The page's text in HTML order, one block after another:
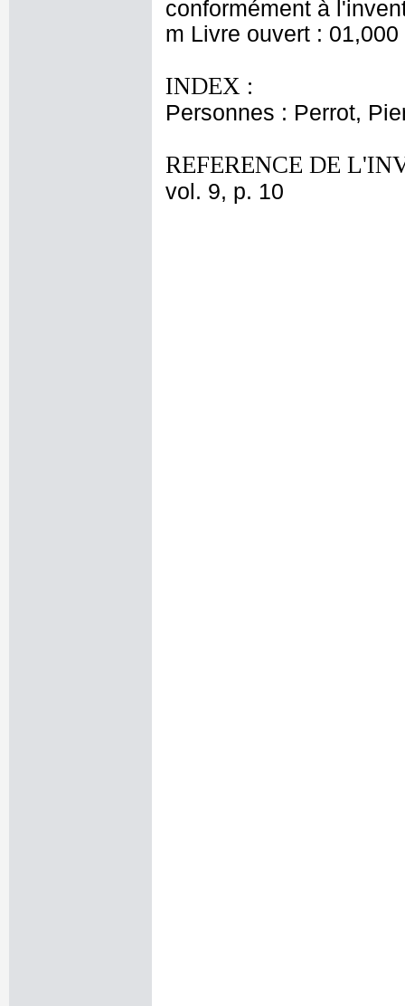
conformément à
m Livre ouvert : 01,000
INDEX :
Personnes : Perrot,
REFERENCE DE
vol. 9, p. 10